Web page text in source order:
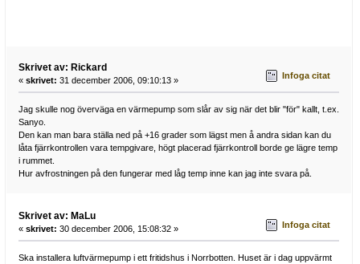
Skrivet av: Rickard
« skrivet: 31 december 2006, 09:10:13 » Infoga citat
Jag skulle nog överväga en värmepump som slår av sig när det blir "för" kallt, t.ex.
Sanyo.
Den kan man bara ställa ned på +16 grader som lägst men å andra sidan kan du
låta fjärrkontrollen vara tempgivare, högt placerad fjärrkontroll borde ge lägre temp
i rummet.
Hur avfrostningen på den fungerar med låg temp inne kan jag inte svara på.
Skrivet av: MaLu
« skrivet: 30 december 2006, 15:08:32 » Infoga citat
Ska installera luftvärmepump i ett fritidshus i Norrbotten. Huset är i dag uppvärmt